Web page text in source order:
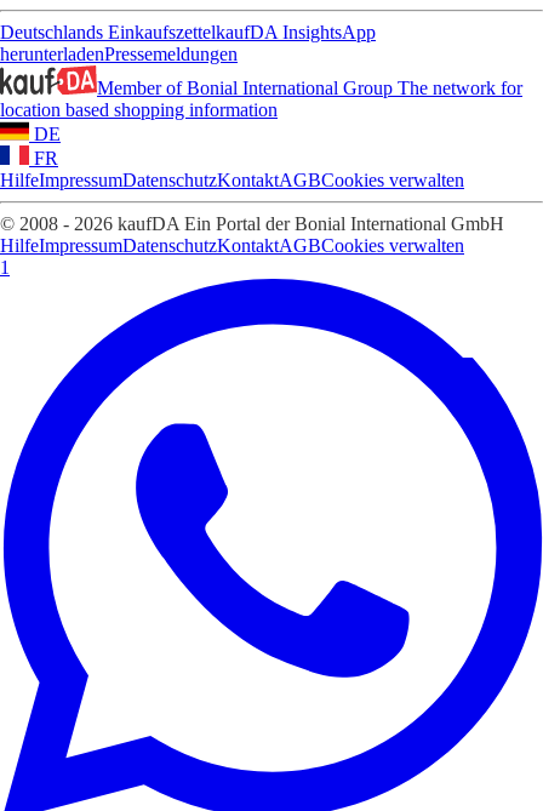
Deutschlands EinkaufszettelkaufDA InsightsApp
herunterladenPressemeldungen
Member of Bonial International Group The network for
location based shopping information
DE
FR
HilfeImpressumDatenschutzKontaktAGBCookies verwalten
© 2008 - 2026 kaufDA Ein Portal der Bonial International GmbH
HilfeImpressumDatenschutzKontaktAGBCookies verwalten
1